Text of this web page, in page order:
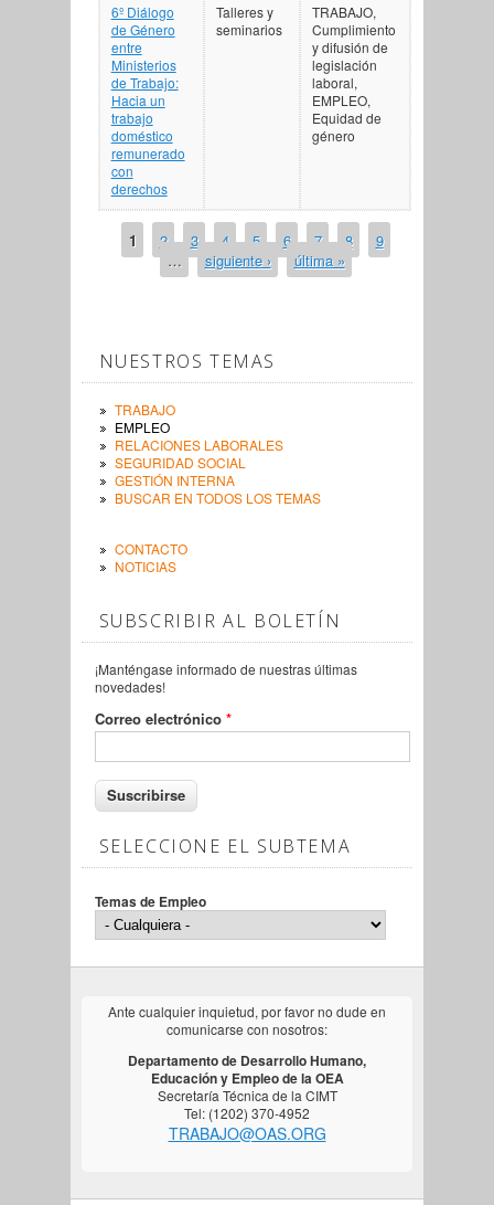
6º Diálogo
de Género
entre
Ministerios
de Trabajo:
Hacia un
trabajo
doméstico
remunerado
con
derechos
Talleres y
seminarios
TRABAJO,
Cumplimiento
y difusión de
legislación
laboral,
EMPLEO,
Equidad de
género
PÁGINAS
1 2 3 4 5 6 7 8
9
…
siguiente › última »
NUESTROS TEMAS
TRABAJO
EMPLEO
RELACIONES LABORALES
SEGURIDAD SOCIAL
GESTIÓN INTERNA
BUSCAR EN TODOS LOS TEMAS
CONTACTO
NOTICIAS
SUBSCRIBIR AL BOLETÍN
¡Manténgase informado de nuestras últimas
novedades!
Correo electrónico *
SELECCIONE EL SUBTEMA
Temas de Empleo
Ante cualquier inquietud, por favor no dude en
comunicarse con nosotros:
Departamento de Desarrollo Humano,
Educación y Empleo de la OEA
Secretaría Técnica de la CIMT
Tel: (1202) 370-4952
TRABAJO@OAS.ORG